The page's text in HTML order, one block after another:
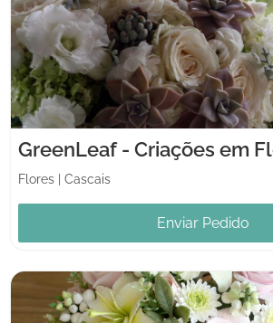
GreenLeaf - Criações em
Flores Cascais
Enviar Pedido